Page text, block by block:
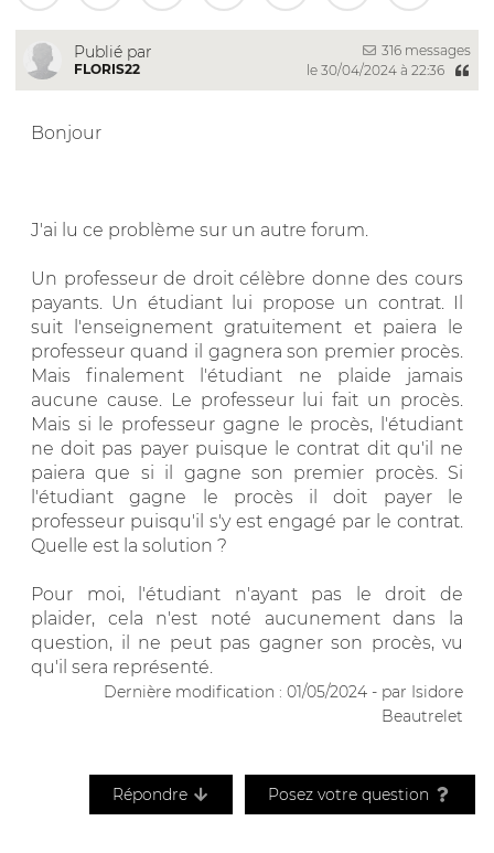
Publié par
FLORIS22
316 messages
le 30/04/2024 à 22:36
Bonjour
J'ai lu ce problème sur un autre forum.
Un professeur de droit célèbre donne des cours
payants. Un étudiant lui propose un contrat. Il
suit l'enseignement gratuitement et paiera le
professeur quand il gagnera son premier procès.
Mais finalement l'étudiant ne plaide jamais
aucune cause. Le professeur lui fait un procès.
Mais si le professeur gagne le procès, l'étudiant
ne doit pas payer puisque le contrat dit qu'il ne
paiera que si il gagne son premier procès. Si
l'étudiant gagne le procès il doit payer le
professeur puisqu'il s'y est engagé par le contrat.
Quelle est la solution ?
Pour moi, l'étudiant n'ayant pas le droit de
plaider, cela n'est noté aucunement dans la
question, il ne peut pas gagner son procès, vu
qu'il sera représenté.
Dernière modification : 01/05/2024 - par Isidore
Beautrelet
Répondre Posez votre question